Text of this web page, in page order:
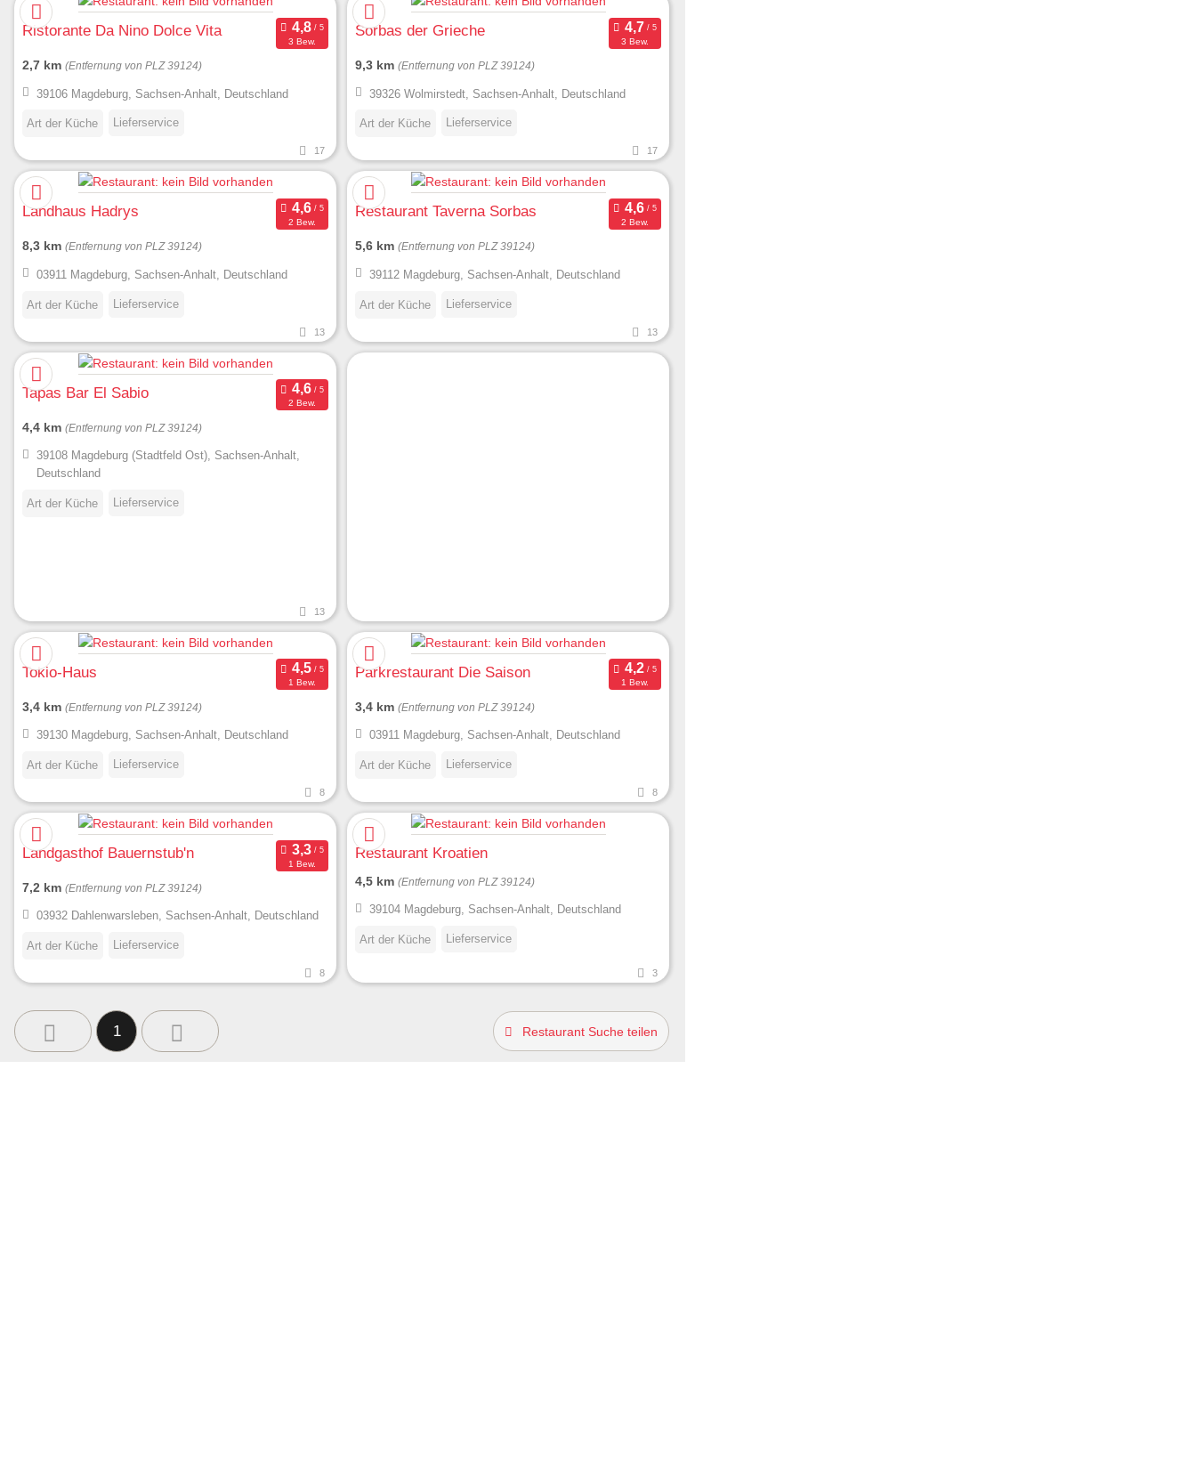
Ristorante Da Nino Dolce Vita
3 Bew.
2,7 km (Entfernung von PLZ 39124)
39106 Magdeburg, Sachsen-Anhalt, Deutschland
Art der Küche Lieferservice
17
Sorbas der Grieche
3 Bew.
9,3 km (Entfernung von PLZ 39124)
39326 Wolmirstedt, Sachsen-Anhalt, Deutschland
Art der Küche Lieferservice
17
Landhaus Hadrys
2 Bew.
8,3 km (Entfernung von PLZ 39124)
03911 Magdeburg, Sachsen-Anhalt, Deutschland
Art der Küche Lieferservice
13
Restaurant Taverna Sorbas
2 Bew.
5,6 km (Entfernung von PLZ 39124)
39112 Magdeburg, Sachsen-Anhalt, Deutschland
Art der Küche Lieferservice
13
Tapas Bar El Sabio
2 Bew.
4,4 km (Entfernung von PLZ 39124)
39108 Magdeburg (Stadtfeld Ost), Sachsen-Anhalt,
Deutschland
Art der Küche Lieferservice
13
Tokio-Haus
1 Bew.
3,4 km (Entfernung von PLZ 39124)
39130 Magdeburg, Sachsen-Anhalt, Deutschland
Art der Küche Lieferservice
8
Parkrestaurant Die Saison
1 Bew.
3,4 km (Entfernung von PLZ 39124)
03911 Magdeburg, Sachsen-Anhalt, Deutschland
Art der Küche Lieferservice
8
Landgasthof Bauernstub'n
1 Bew.
7,2 km (Entfernung von PLZ 39124)
03932 Dahlenwarsleben, Sachsen-Anhalt, Deutschland
Art der Küche Lieferservice
8
Restaurant Kroatien
4,5 km (Entfernung von PLZ 39124)
39104 Magdeburg, Sachsen-Anhalt, Deutschland
Art der Küche Lieferservice
3
1 Restaurant Suche teilen